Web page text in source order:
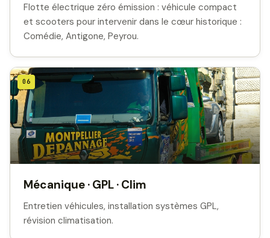
Flotte électrique zéro émission : véhicule compact
et scooters pour intervenir dans le cœur historique :
Comédie, Antigone, Peyrou.
06
Mécanique · GPL · Clim
Entretien véhicules, installation systèmes GPL,
révision climatisation.